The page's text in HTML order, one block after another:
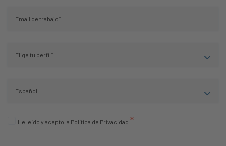
He leído y acepto la Política de Privacidad *